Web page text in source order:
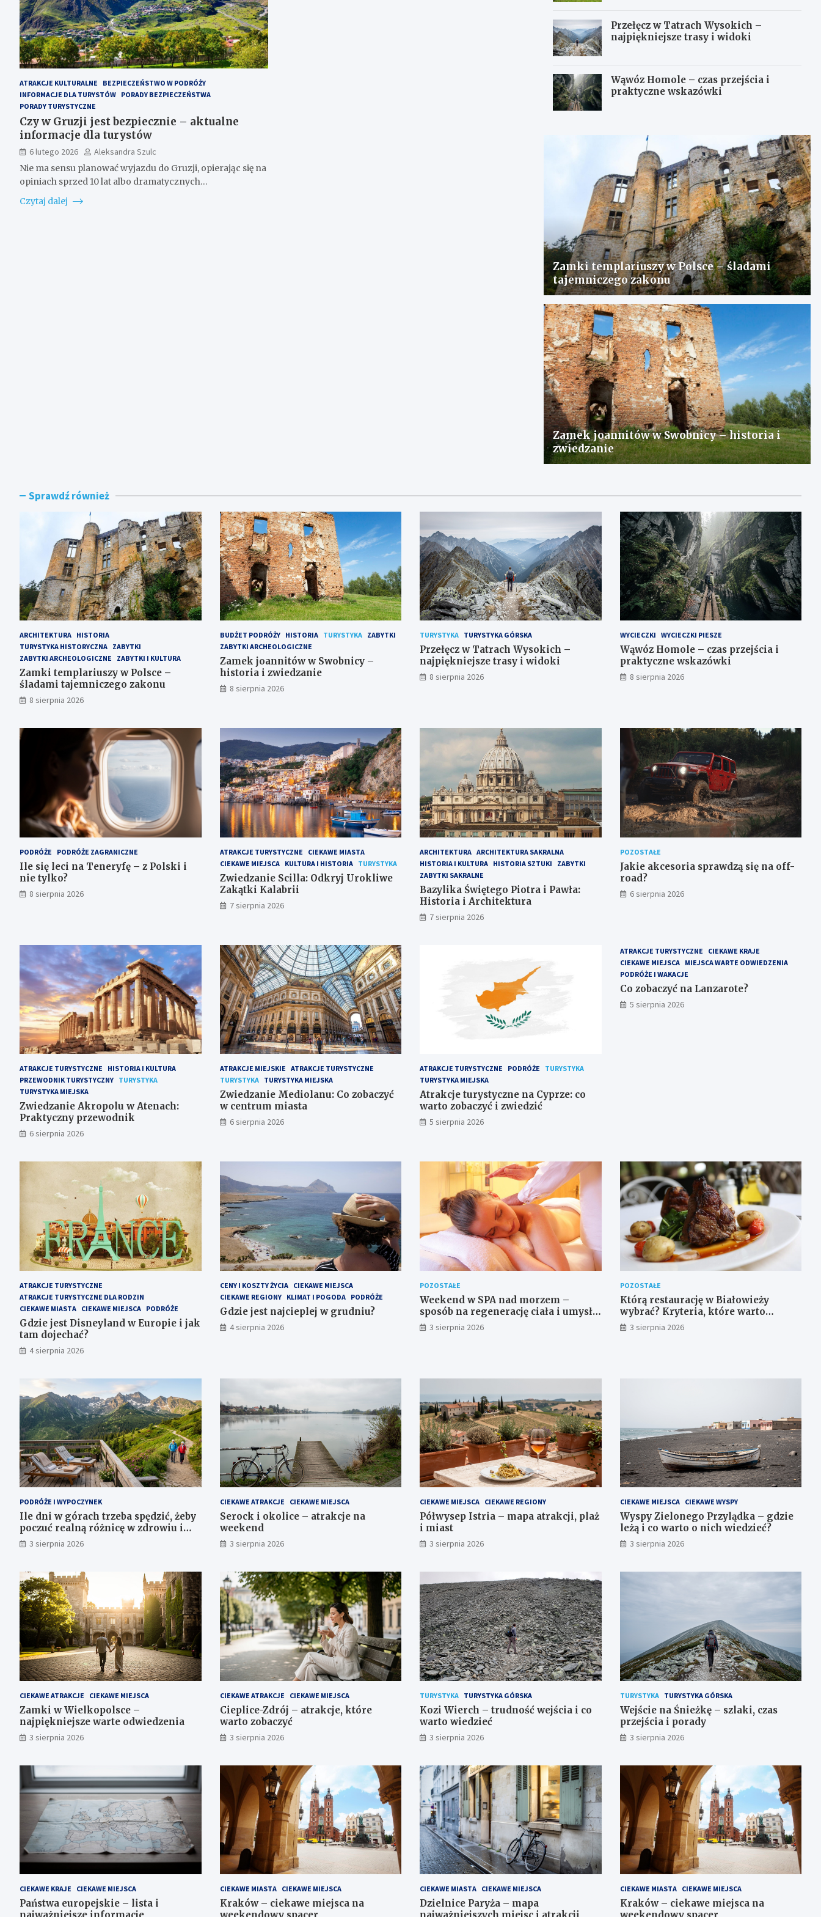
ATRAKCJE KULTURALNE
BEZPIECZEŃSTWO W PODRÓŻY
INFORMACJE DLA TURYSTÓW PORADY BEZPIECZEŃSTWA
PORADY TURYSTYCZNE
Czy w Gruzji jest bezpiecznie – aktualne
informacje dla turystów
6 lutego 2026
Aleksandra Szulc
Nie ma sensu planować wyjazdu do Gruzji, opierając się na
opiniach sprzed 10 lat albo dramatycznych…
Czytaj dalej
Przełęcz w Tatrach Wysokich –
najpiękniejsze trasy i widoki
Wąwóz Homole – czas przejścia i
praktyczne wskazówki
Zamki templariuszy w Polsce – śladami
tajemniczego zakonu
Zamek joannitów w Swobnicy – historia i
zwiedzanie
Sprawdź również
ARCHITEKTURA HISTORIA
TURYSTYKA HISTORYCZNA ZABYTKI
ZABYTKI ARCHEOLOGICZNE
ZABYTKI I KULTURA
Zamki templariuszy w Polsce –
śladami tajemniczego zakonu
8 sierpnia 2026
BUDŻET PODRÓŻY HISTORIA TURYSTYKA
ZABYTKI
ZABYTKI ARCHEOLOGICZNE
Zamek joannitów w Swobnicy –
historia i zwiedzanie
8 sierpnia 2026
TURYSTYKA TURYSTYKA GÓRSKA
Przełęcz w Tatrach Wysokich –
najpiękniejsze trasy i widoki
8 sierpnia 2026
WYCIECZKI WYCIECZKI PIESZE
Wąwóz Homole – czas przejścia i
praktyczne wskazówki
8 sierpnia 2026
PODRÓŻE PODRÓŻE ZAGRANICZNE
Ile się leci na Teneryfę – z Polski i
nie tylko?
8 sierpnia 2026
ATRAKCJE TURYSTYCZNE
CIEKAWE MIASTA
CIEKAWE MIEJSCA
KULTURA I HISTORIA TURYSTYKA
Zwiedzanie Scilla: Odkryj Urokliwe
Zakątki Kalabrii
7 sierpnia 2026
ARCHITEKTURA ARCHITEKTURA SAKRALNA
HISTORIA I KULTURA HISTORIA SZTUKI
ZABYTKI
ZABYTKI SAKRALNE
Bazylika Świętego Piotra i Pawła:
Historia i Architektura
7 sierpnia 2026
POZOSTAŁE
Jakie akcesoria sprawdzą się na off-
road?
6 sierpnia 2026
ATRAKCJE TURYSTYCZNE
HISTORIA I KULTURA
PRZEWODNIK TURYSTYCZNY TURYSTYKA
TURYSTYKA MIEJSKA
Zwiedzanie Akropolu w Atenach:
Praktyczny przewodnik
6 sierpnia 2026
ATRAKCJE MIEJSKIE ATRAKCJE TURYSTYCZNE
TURYSTYKA
TURYSTYKA MIEJSKA
Zwiedzanie Mediolanu: Co zobaczyć
w centrum miasta
6 sierpnia 2026
ATRAKCJE TURYSTYCZNE PODRÓŻE
TURYSTYKA
TURYSTYKA MIEJSKA
Atrakcje turystyczne na Cyprze: co
warto zobaczyć i zwiedzić
5 sierpnia 2026
ATRAKCJE TURYSTYCZNE
CIEKAWE KRAJE
CIEKAWE MIEJSCA
MIEJSCA WARTE ODWIEDZENIA
PODRÓŻE I WAKACJE
Co zobaczyć na Lanzarote?
5 sierpnia 2026
ATRAKCJE TURYSTYCZNE
ATRAKCJE TURYSTYCZNE DLA RODZIN
CIEKAWE MIASTA CIEKAWE MIEJSCA PODRÓŻE
Gdzie jest Disneyland w Europie i jak
tam dojechać?
4 sierpnia 2026
CENY I KOSZTY ŻYCIA
CIEKAWE MIEJSCA
CIEKAWE REGIONY
KLIMAT I POGODA PODRÓŻE
Gdzie jest najcieplej w grudniu?
4 sierpnia 2026
POZOSTAŁE
Weekend w SPA nad morzem –
sposób na regenerację ciała i umysłu
w wyjątkowym otoczeniu
3 sierpnia 2026
POZOSTAŁE
Którą restaurację w Białowieży
wybrać? Kryteria, które warto
sprawdzić przed rezerwacją
3 sierpnia 2026
PODRÓŻE I WYPOCZYNEK
Ile dni w górach trzeba spędzić, żeby
poczuć realną różnicę w zdrowiu i
samopoczuciu?
3 sierpnia 2026
CIEKAWE ATRAKCJE CIEKAWE MIEJSCA
Serock i okolice – atrakcje na
weekend
3 sierpnia 2026
CIEKAWE MIEJSCA CIEKAWE REGIONY
Półwysep Istria – mapa atrakcji, plaż
i miast
3 sierpnia 2026
CIEKAWE MIEJSCA CIEKAWE WYSPY
Wyspy Zielonego Przylądka – gdzie
leżą i co warto o nich wiedzieć?
3 sierpnia 2026
CIEKAWE ATRAKCJE CIEKAWE MIEJSCA
Zamki w Wielkopolsce –
najpiękniejsze warte odwiedzenia
3 sierpnia 2026
CIEKAWE ATRAKCJE CIEKAWE MIEJSCA
Cieplice-Zdrój – atrakcje, które
warto zobaczyć
3 sierpnia 2026
TURYSTYKA TURYSTYKA GÓRSKA
Kozi Wierch – trudność wejścia i co
warto wiedzieć
3 sierpnia 2026
TURYSTYKA TURYSTYKA GÓRSKA
Wejście na Śnieżkę – szlaki, czas
przejścia i porady
3 sierpnia 2026
CIEKAWE KRAJE CIEKAWE MIEJSCA
Państwa europejskie – lista i
CIEKAWE MIASTA CIEKAWE MIEJSCA
Kraków – ciekawe miejsca na
CIEKAWE MIASTA CIEKAWE MIEJSCA
Dzielnice Paryża – mapa
CIEKAWE MIASTA CIEKAWE MIEJSCA
Kraków – ciekawe miejsca na